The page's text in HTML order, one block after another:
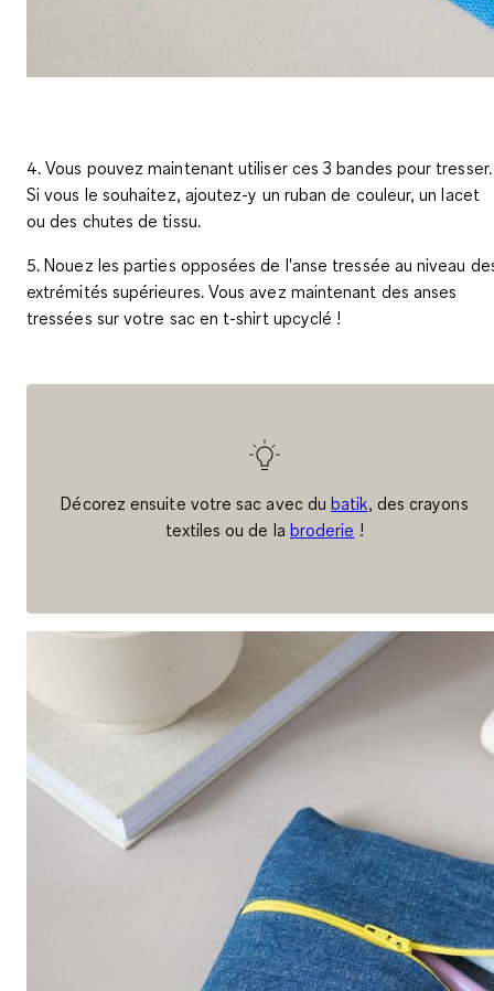
4. Vous pouvez maintenant utiliser ces 3 bandes pour tresser.
Si vous le souhaitez, ajoutez-y un ruban de couleur, un lacet
ou des chutes de tissu.
5. Nouez les parties opposées de l'anse tressée au niveau
extrémités supérieures. Vous avez maintenant des anses
tressées sur votre sac en t-shirt upcyclé !
Décorez ensuite votre sac avec dubatik, des crayons
textiles ou de la broderie !